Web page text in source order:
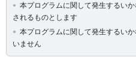
本プログラムに関して発生するい
されるものとします
本プログラムに関して発生するい
いません